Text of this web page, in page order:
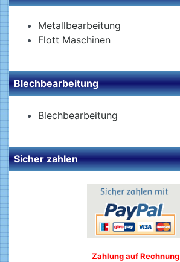
Metallbearbeitung
Flott Maschinen
Blechbearbeitung
Blechbearbeitung
Sicher zahlen
Zahlung auf Rechnung